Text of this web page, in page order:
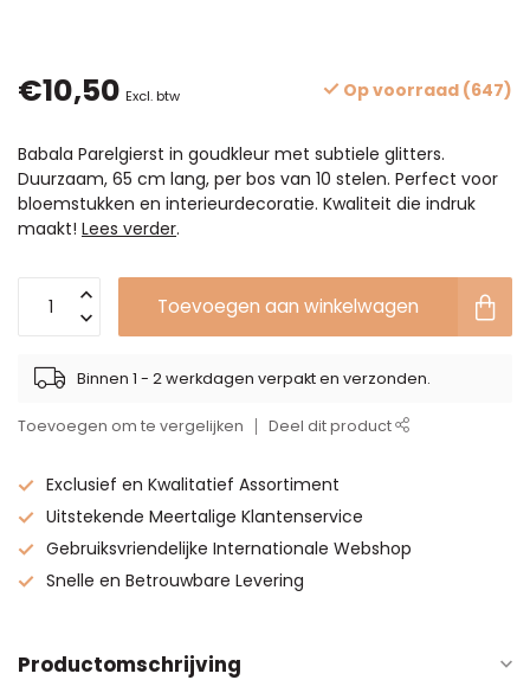
€10,50 Excl. btw Op voorraad (647)
Babala Parelgierst in goudkleur met subtiele glitters.
Duurzaam, 65 cm lang, per bos van 10 stelen. Perfect voor
bloemstukken en interieurdecoratie. Kwaliteit die indruk
maakt! Lees verder.
Toevoegen aan winkelwagen
Binnen 1 - 2 werkdagen verpakt en verzonden.
Toevoegen om te vergelijken Deel dit product
Exclusief en Kwalitatief Assortiment
Uitstekende Meertalige Klantenservice
Gebruiksvriendelijke Internationale Webshop
Snelle en Betrouwbare Levering
Productomschrijving